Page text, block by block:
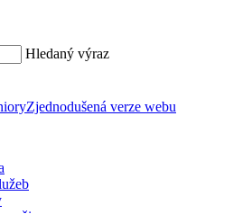
Hledaný výraz
Zjednodušená verze webu